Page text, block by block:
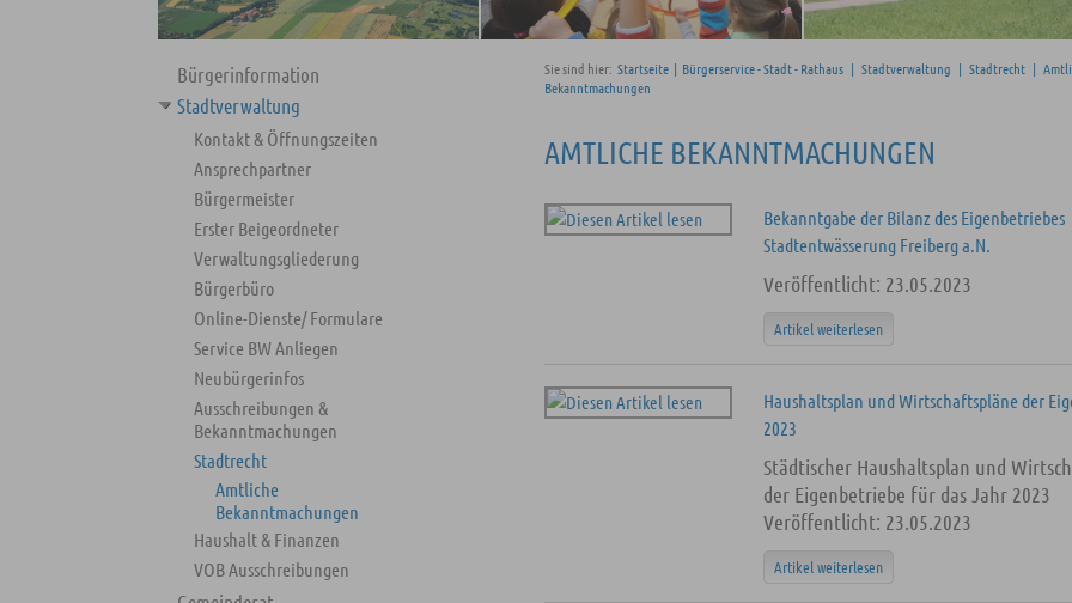
Bürgerinformation
Stadtverwaltung
Kontakt & Öffnungszeiten
Ansprechpartner
Bürgermeister
Erster Beigeordneter
Verwaltungsgliederung
Bürgerbüro
Online-Dienste/ Formulare
Service BW Anliegen
Neubürgerinfos
Ausschreibungen &
Bekanntmachungen
Stadtrecht
Amtliche
Bekanntmachungen
Haushalt & Finanzen
VOB Ausschreibungen
Sie sind hier: Startseite | Bürgerservice - Stadt - Rathaus | Stadtverwaltung | Stadtrecht |
Bekanntmachungen
AMTLICHE BEKANNTMACHUNGEN
Bekanntgabe der Bilanz des Eigenbetriebes
Stadtentwässerung Freiberg a.N.
Veröffentlicht: 23.05.2023
Artikel weiterlesen
Haushaltsplan und Wirtschaftspläne der
2023
Städtischer Haushaltsplan und
der Eigenbetriebe für das Jahr 2023
Veröffentlicht: 23.05.2023
Artikel weiterlesen